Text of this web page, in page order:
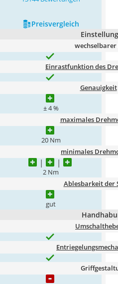
Preis­vergleich
wechselbarer
Einrastfunktion des
Genauigkeit
± 4 %
maximales
20 Nm
minimales
2 Nm
Ablesbarkeit der
gut